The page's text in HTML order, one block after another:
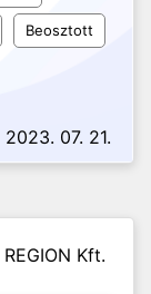
Beosztott
2023. 07. 21.
REGION Kft.